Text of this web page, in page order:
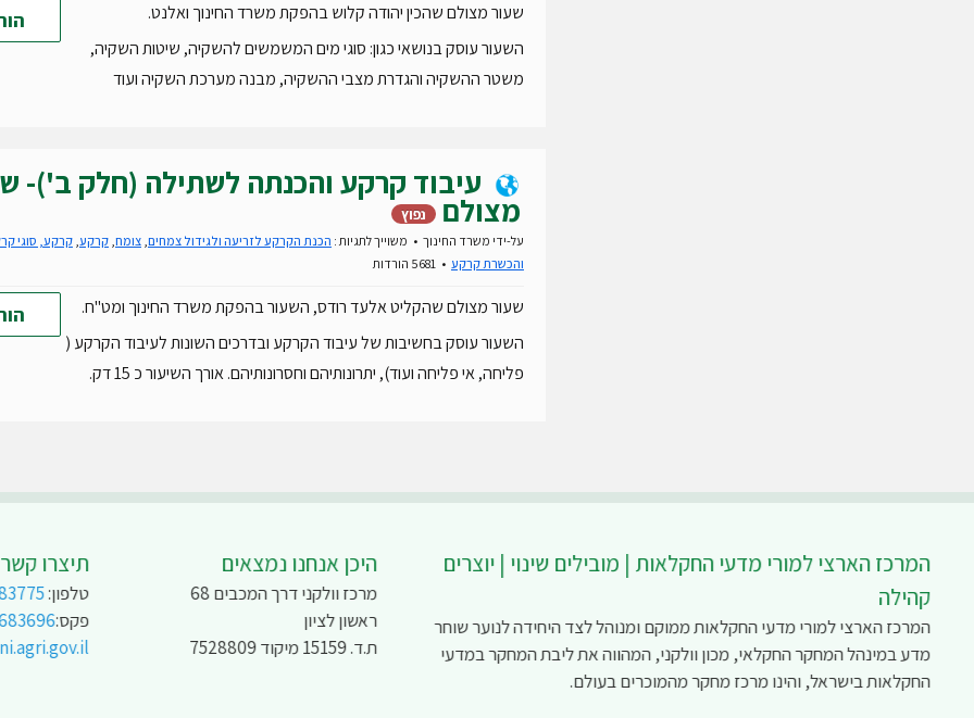
שעור מצולם שהכין יהודה קלוש בהפקת משרד החינוך ואלנט.
השעור עוסק בנושאי כגון: סוגי מים המשמשים להשקיה, שיטות השקיה,
משטר ההשקיה והגדרת מצבי ההשקיה, מבנה מערכת השקיה ועוד
עיבוד קרקע והכנתה לשתילה (חלק ב')-
מצולם נפוץ
על-ידי משרד החינוך משוייך לתגיות : הכנת הקרקע לזריעה ולגידול צמחים,צומח,קרקע,קרקע, סוגי
והכשרת קרקע
5681 הורדות
שעור מצולם שהקליט אלעד רודס, השעור בהפקת משרד החינוך ומט"ח.
השעור עוסק בחשיבות של עיבוד הקרקע ובדרכים השונות לעיבוד הקרקע (
פליחה, אי פליחה ועוד), יתרונותיהם וחסרונותיהם. אורך השיעור כ 15 דק.
המרכז הארצי למורי מדעי החקלאות | מובילים שינוי | יוצרים
קהילה
המרכז הארצי למורי מדעי החקלאות ממוקם ומנוהל לצד היחידה לנוער שוחר
מדע במינהל המחקר החקלאי, מכון וולקני, המהווה את ליבת המחקר במדעי
החקלאות בישראל, והינו מרכז מחקר מהמוכרים בעולם.
היכן אנחנו נמצאים
מרכז וולקני דרך המכבים 68
ראשון לציון
ת.ד. 15159 מיקוד 7528809
תיצרו קשר
טלפון:
פקס: